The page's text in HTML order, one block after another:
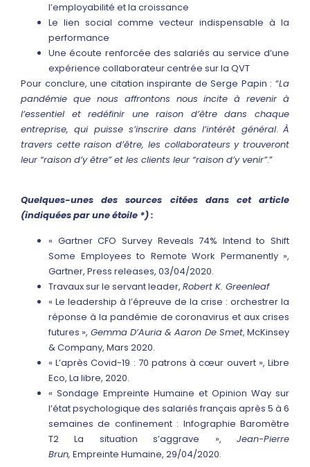
l’employabilité et la croissance
Le lien social comme vecteur indispensable à la
performance
Une écoute renforcée des salariés au service d’une
expérience collaborateur centrée sur la QVT
Pour conclure, une citation inspirante de Serge Papin : “La
pandémie que nous affrontons nous incite à revenir à
l’essentiel et redéfinir une raison d’être dans chaque
entreprise, qui puisse s’inscrire dans l’intérêt général.À
travers cette raison d’être, les collaborateurs y trouveront
leur “raison d’y être” et les clients leur “raison d’y venir”.”
Quelques-unes des sources citées dans cet article
(indiquées par une étoile *) :
« Gartner CFO Survey Reveals 74% Intend to Shift
Some Employees to Remote Work Permanently »,
Gartner, Press releases, 03/04/2020.
Travaux sur le servant leader, Robert K. Greenleaf
« Le leadership à l’épreuve de la crise : orchestrer la
réponse à la pandémie de coronavirus et aux crises
futures », Gemma D’Auria & Aaron De Smet, McKinsey
& Company, Mars 2020.
« L’après Covid-19 : 70 patrons à cœur ouvert », Libre
Eco, La libre, 2020.
« Sondage Empreinte Humaine et Opinion Way sur
l’état psychologique des salariés français après 5 à 6
semaines de confinement : Infographie Baromètre
T2 La situation s’aggrave », Jean-Pierre
Brun, Empreinte Humaine, 29/04/2020.